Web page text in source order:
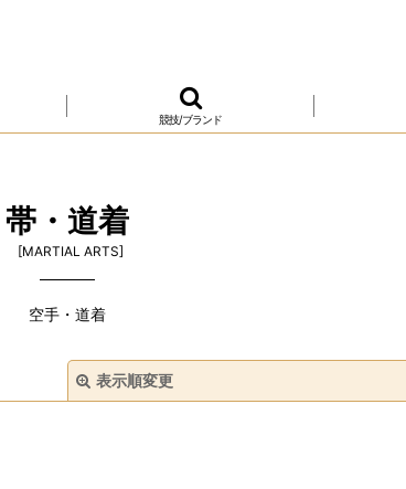
競技/ブランド
帯・道着
[MARTIAL ARTS]
空手・道着
表示順変更